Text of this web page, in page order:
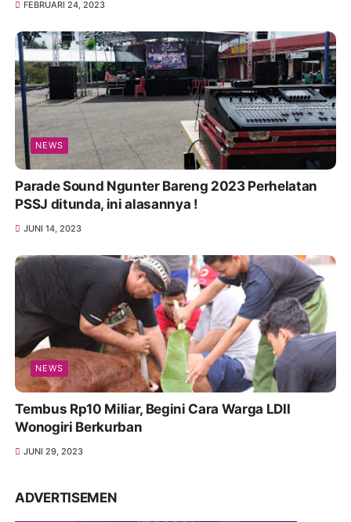
FEBRUARI 24, 2023
NEWS
Parade Sound Ngunter Bareng 2023 Perhelatan
PSSJ ditunda, ini alasannya !
JUNI 14, 2023
NEWS
Tembus Rp10 Miliar, Begini Cara Warga LDII
Wonogiri Berkurban
JUNI 29, 2023
ADVERTISEMEN